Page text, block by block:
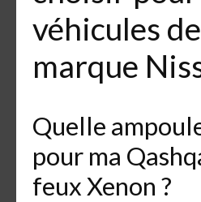
véhicules
marque
Quelle
pour ma
feux Xenon ?